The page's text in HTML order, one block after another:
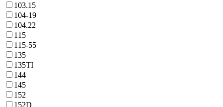
103.15
104-19
104.22
115
115-55
135
135TI
144
145
152
152D